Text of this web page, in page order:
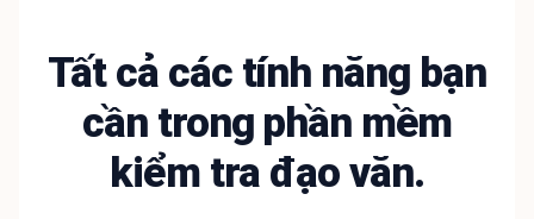
Tất cả các tính năng bạn
cần trong phần mềm
kiểm tra đạo văn.